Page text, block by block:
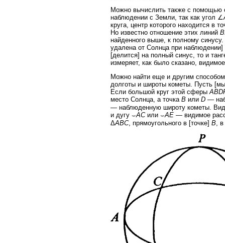
Можно вычислить также с помощью
наблюдении с Земли, так как угол ∠
круга, центр которого находится в
Но известно отношение этих линий
найденного выше, к полному
удалена от Солнца при
[делится] на полный синус, то и
измеряет, как было сказано,
Можно найти еще и другим
долготы и широты кометы. Пусть
Если большой круг этой сферы
место Солнца, а точка B или D —
— наблюденную широту кометы.
и дугу ⌣ACили ⌣AE — видимое
ΔABC, прямоугольного в [точке] B ,